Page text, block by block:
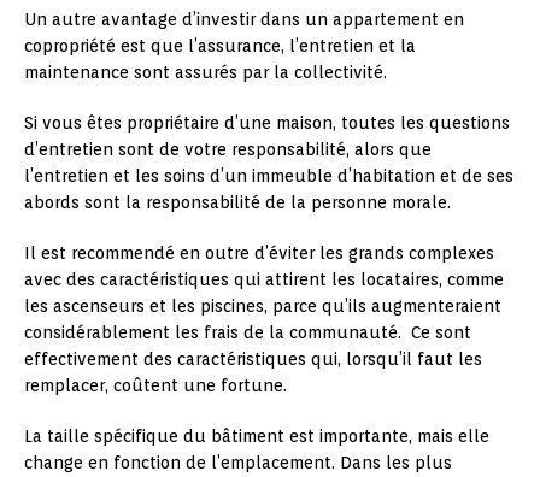
Un autre avantage d’investir dans un appartement en
copropriété est que l’assurance, l’entretien et la
maintenance sont assurés par la collectivité.
Si vous êtes propriétaire d’une maison, toutes les questions
d’entretien sont de votre responsabilité, alors que
l’entretien et les soins d’un immeuble d’habitation et de ses
abords sont la responsabilité de la personne morale.
Il est recommendé en outre d’éviter les grands complexes
avec des caractéristiques qui attirent les locataires, comme
les ascenseurs et les piscines, parce qu’ils augmenteraient
considérablement les frais de la communauté. Ce sont
effectivement des caractéristiques qui, lorsqu’il faut les
remplacer, coûtent une fortune.
La taille spécifique du bâtiment est importante, mais elle
change en fonction de l’emplacement. Dans les plus